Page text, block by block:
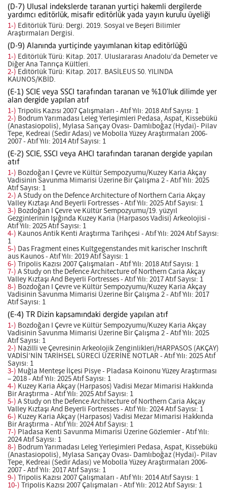
(D-7) Ulusal indekslerde taranan yurtiçi hakemli dergilerde
yardımcı editörlük, misafir editörlük yada yayın kurulu üyeliği
1-) Editörlük Türü: Dergi. 2019. Sosyal ve Beşeri Bilimler
Araştırmaları Dergisi.
(D-9) Alanında yurtiçinde yayımlanan kitap editörlüğü
1-) Editörlük Türü: Kitap. 2017. Uluslararası Anadolu’da Demeter ve
Diğer Ana Tanrıça Kültleri.
2-) Editörlük Türü: Kitap. 2017. BASİLEUS 50. YILINDA
KAUNOS/KBİD.
(E-1) SCIE veya SSCI tarafından taranan ve %10’luk dilimde yer
alan dergide yapılan atıf
1-) Tripolis Kazısı 2007 Çalışmaları - Atıf Yılı: 2018 Atıf Sayısı: 1
2-) Bodrum Yarımadası Leleg Yerleşimleri Pedasa, Aspat, Kissebükü
(Anastasiopolis), Mylasa Sarıçay Ovası- Damlıboğaz (Hydai)- Pilav
Tepe, Kedreai (Sedir Adası) ve Mobolla Yüzey Araştırmaları 2006-
2007 - Atıf Yılı: 2014 Atıf Sayısı: 1
(E-2) SCIE, SSCI veya AHCI tarafından taranan dergide yapılan
atıf
1-) Bozdoğan I Çevre ve Kültür Sempozyumu/Kuzey Karia Akçay
Vadisinin Savunma Mimarisi Üzerine Bir Çalışma 2 - Atıf Yılı: 2025
Atıf Sayısı: 1
2-) A Study on the Defence Architecture of Northern Caria Akçay
Valley Kıztaşı And Beyerli Fortresses - Atıf Yılı: 2025 Atıf Sayısı: 1
3-) Bozdoğan I Çevre ve Kültür Sempozyumu/19. yüzyıl
Gezginlerinin Işığında Kuzey Karia (Harpasos Vadisi) Arkeolojisi -
Atıf Yılı: 2025 Atıf Sayısı: 1
4-) Kaunos Antik Kenti Araştırma Tarihçesi - Atıf Yılı: 2024 Atıf Sayısı:
1
5-) Das Fragment eines Kultgegenstandes mit karischer Inschrift
aus Kaunos - Atıf Yılı: 2019 Atıf Sayısı: 1
6-) Tripolis Kazısı 2007 Çalışmaları - Atıf Yılı: 2018 Atıf Sayısı: 1
7-) A Study on the Defence Architecture of Northern Caria Akçay
Valley Kıztaşı And Beyerli Fortresses - Atıf Yılı: 2017 Atıf Sayısı: 1
8-) Bozdoğan I Çevre ve Kültür Sempozyumu/Kuzey Karia Akçay
Vadisinin Savunma Mimarisi Üzerine Bir Çalışma 2 - Atıf Yılı: 2017
Atıf Sayısı: 1
(E-4) TR Dizin kapsamındaki dergide yapılan atıf
1-) Bozdoğan I Çevre ve Kültür Sempozyumu/Kuzey Karia Akçay
Vadisinin Savunma Mimarisi Üzerine Bir Çalışma 2 - Atıf Yılı: 2025
Atıf Sayısı: 1
2-) Nazilli ve Çevresinin Arkeolojik Zenginlikleri/HARPASOS (AKÇAY)
VADİSİ’NİN TARİHSEL SÜRECİ ÜZERİNE NOTLAR - Atıf Yılı: 2025 Atıf
Sayısı: 1
3-) Muğla Menteşe İlçesi Pisye - Pladasa Koinonu Yüzey Araştırması
– 2018 - Atıf Yılı: 2025 Atıf Sayısı: 1
4-) Kuzey Karia Akçay (Harpasos) Vadisi Mezar Mimarisi Hakkında
Bir Araştırma - Atıf Yılı: 2025 Atıf Sayısı: 1
5-) A Study on the Defence Architecture of Northern Caria Akçay
Valley Kıztaşı And Beyerli Fortresses - Atıf Yılı: 2024 Atıf Sayısı: 1
6-) Kuzey Karia Akçay (Harpasos) Vadisi Mezar Mimarisi Hakkında
Bir Araştırma - Atıf Yılı: 2024 Atıf Sayısı: 1
7-) Pladasa Kenti Savunma Mimarisi Üzerine Gözlemler - Atıf Yılı:
2024 Atıf Sayısı: 1
8-) Bodrum Yarımadası Leleg Yerleşimleri Pedasa, Aspat, Kissebükü
(Anastasiopolis), Mylasa Sarıçay Ovası- Damlıboğaz (Hydai)- Pilav
Tepe, Kedreai (Sedir Adası) ve Mobolla Yüzey Araştırmaları 2006-
2007 - Atıf Yılı: 2017 Atıf Sayısı: 1
9-) Tripolis Kazısı 2007 Çalışmaları - Atıf Yılı: 2014 Atıf Sayısı: 1
10-) Tripolis Kazısı 2007 Çalışmaları - Atıf Yılı: 2012 Atıf Sayısı: 1